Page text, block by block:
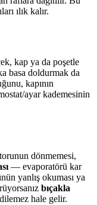
ılık kalır.
kap ya da poşetle
basa doldurmak da
kapının
ayar kademesinin
dönmemesi,
— evaporatörü kar
yanlış okuması ya
bıçakla
hale gelir.